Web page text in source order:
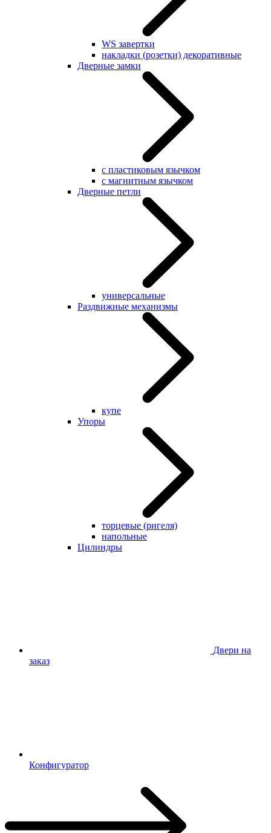
WS завертки
накладки (розетки) декоративные
Дверные замки
с пластиковым язычком
с магнитным язычком
Дверные петли
универсальные
Раздвижные механизмы
купе
Упоры
торцевые (ригеля)
напольные
Цилиндры
Двери на
заказ
Конфигуратор